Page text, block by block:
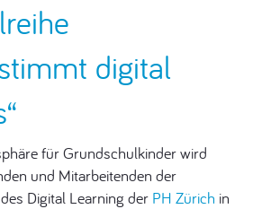
digital
für Grundschulkinder wird
und Mitarbeitenden der
Digital Learning der PH Zürich in